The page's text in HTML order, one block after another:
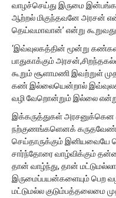
வாழச்செய்து இருமை
ஆற்றல் மிகுந்தவனே அரசன்
தெய்வமாவான்’ என்று
‘இவ்வுலகத்தின் மூன்று
பாதுகாக்கும்
கூறும் சூளாமணி இவற்றுள்
கண் இல்லையென்றால்
வழி வேறொன்றும் இல்லை என்று
இக்கருத்துகள்
நற்குணங்களெனக்
செய்தாருக்கும் இனியவையே
சார்ந்தோரை வாழ்விக்கும்
தான் வாழ்ந்து, தான்
இருமைப்பயன்களையும் பெற
மட்டுமல்ல குடும்பத்தலைமை